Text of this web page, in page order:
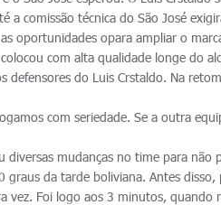
a comissão técnica do São José
oportunidades opara ampliar o
com alta qualidade longe do
defensores do Luis Crstaldo. Na
com seriedade. Se a outra
diversas mudanças no time para
graus da tarde boliviana. Antes
vez. Foi logo aos 3 minutos, quando